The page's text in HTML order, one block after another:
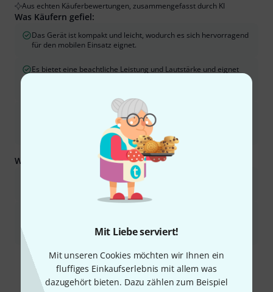
Mit Liebe serviert!
Mit unseren Cookies möchten wir Ihnen ein
fluffiges Einkaufserlebnis mit allem was
dazugehört bieten. Dazu zählen zum Beispiel
Aus echten Käuferbewertungen, zusammengefasst durch KI
Was Käufern gefiel:
Das Gerät ist kompakt und leicht, wodurch es sich hervorragend
für den mobilen Einsatz eignet.
Es bietet eine beachtliche Leistung und Lautstärke und eignet
Der Klang ist klar, neutral und transparent und gibt das
Eingangssignal präzise und ohne unerwünschte Verfärbungen
Was Sie außerdem wissen sollten:
Das Lüftergeräusch kann in ruhigen Umgebungen, wie
beispielsweise zu Hause oder im Studio, wahrnehmbar sein.
lauten Bandkontexten.
Ist diese Zusammenfassung hilfreich?
Markieren Sie diese
Markieren Sie diese